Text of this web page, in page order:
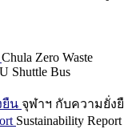
Chula Zero Waste
Shuttle Bus
ยืน จุฬาฯ กับความยั่ง
Sustainability Report